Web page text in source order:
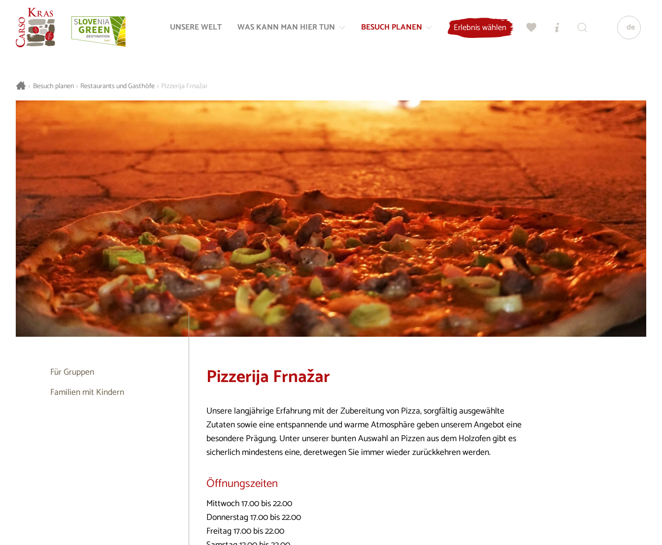
Inhalt
Navigation
UNSERE WELT WAS KANN MAN HIER TUN BESUCH PLANEN Erlebnis wählen de
> Besuch planen > Restaurants und Gasthöfe > Pizzerija Frnažar
Pizzerija Frnažar
Unsere langjährige Erfahrung mit der Zubereitung von Pizza, sorgfältig ausgewählte
Zutaten sowie eine entspannende und warme Atmosphäre geben unserem Angebot eine
besondere Prägung. Unter unserer bunten Auswahl an Pizzen aus dem Holzofen gibt es
sicherlich mindestens eine, deretwegen Sie immer wieder zurückkehren werden.
Öffnungszeiten
Mittwoch 17.00 bis 22.00
Donnerstag 17.00 bis 22.00
Freitag 17.00 bis 22.00
Für Gruppen
Familien mit Kindern